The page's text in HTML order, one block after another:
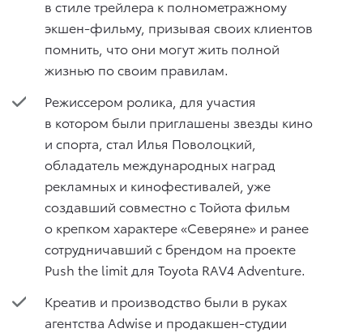
в стиле трейлера к полнометражному
экшен-фильму, призывая своих клиентов
помнить, что они могут жить полной
жизнью по своим правилам.
Режиссером ролика, для участия
в котором были приглашены звезды кино
и спорта, стал Илья Поволоцкий,
обладатель международных наград
рекламных и кинофестивалей, уже
создавший совместно с Тойота фильм
о крепком характере «Северяне» и ранее
сотрудничавший с брендом на проекте
Push the limit для Toyota RAV4 Adventure.
Креатив и производство были в руках
агентства Adwise и продакшен-студии